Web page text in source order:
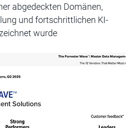
abgedeckten Domänen,
und fortschrittlichen KI-
wurde